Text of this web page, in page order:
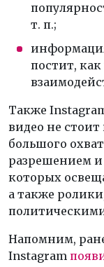
т. п.;
постит, как
Также
видео не стоит
большого
разрешением
которых
а также
Напомним,
Instagram